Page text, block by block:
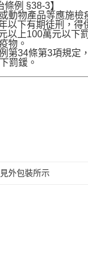
例 §38-3】
動物產品等應施
以下有期徒刑，
以上100萬元以下
物。
第34條第3項規定
罰鍰。
外包裝所示